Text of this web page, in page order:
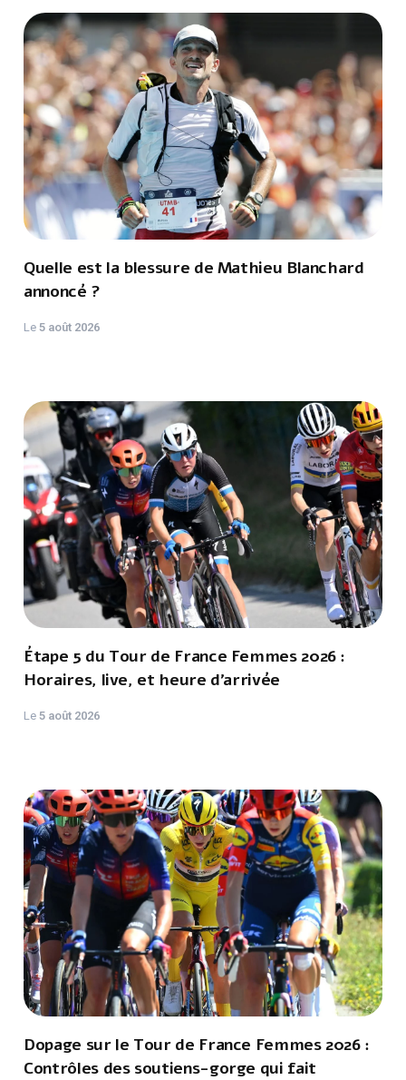
Quelle est la blessure de Mathieu Blanchard
annoncé ?
Le5 août 2026
Étape 5 du Tour de France Femmes 2026 :
Horaires, live, et heure d'arrivée
Le5 août 2026
Dopage sur le Tour de France Femmes 2026 :
Contrôles des soutiens-gorge qui fait